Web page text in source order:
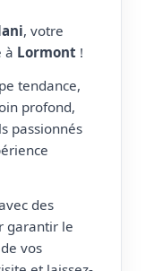
, votre
à Lormont !
tendance,
profond,
passionnés
des
garantir le
vos